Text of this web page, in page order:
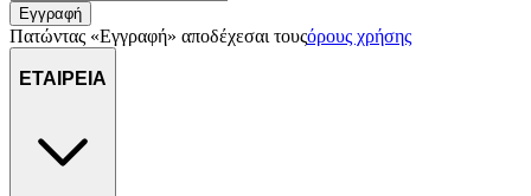
Εγγραφή
Πατώντας «Εγγραφή» αποδέχεσαι τουςόρους χρήσης
ΕΤΑΙΡΕΙΑ